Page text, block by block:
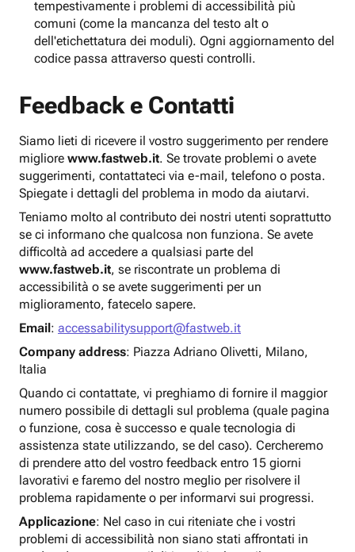
tempestivamente i problemi di accessibilità più
comuni (come la mancanza del testo alt o
dell'etichettatura dei moduli). Ogni aggiornamento del
codice passa attraverso questi controlli.
Feedback e Contatti
Siamo lieti di ricevere il vostro suggerimento per rendere
migliore www.fastweb.it. Se trovate problemi o avete
suggerimenti, contattateci via e-mail, telefono o posta.
Spiegate i dettagli del problema in modo da aiutarvi.
Teniamo molto al contributo dei nostri utenti soprattutto
se ci informano che qualcosa non funziona. Se avete
difficoltà ad accedere a qualsiasi parte del
www.fastweb.it, se riscontrate un problema di
accessibilità o se avete suggerimenti per un
miglioramento, fatecelo sapere.
Email: accessabilitysupport@fastweb.it
Company address: Piazza Adriano Olivetti, Milano,
Italia
Quando ci contattate, vi preghiamo di fornire il maggior
numero possibile di dettagli sul problema (quale pagina
o funzione, cosa è successo e quale tecnologia di
assistenza state utilizzando, se del caso). Cercheremo
di prendere atto del vostro feedback entro 15 giorni
lavorativi e faremo del nostro meglio per risolvere il
problema rapidamente o per informarvi sui progressi.
Applicazione: Nel caso in cui riteniate che i vostri
problemi di accessibilità non siano stati affrontati in